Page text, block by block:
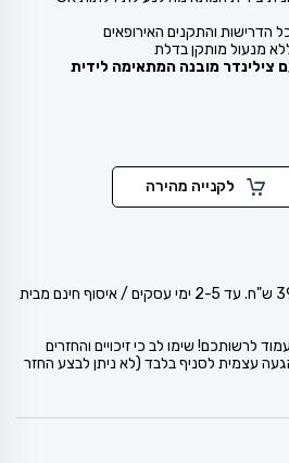
הדרישות והתקנים האירופאים
מנעול מותקן בדלת
צילינדר מובנה המתאימה לידית
לקנייה מהירה
משלוח מהיר עד הדלת ב- 39 ש"ח. עד 2-5 ימי עסקים / איסוף חינם מבית
לרשותכם! שימו לב כי זיכויים והחזרים
עצמית לסניף בלבד (לא ניתן לבצע החזר